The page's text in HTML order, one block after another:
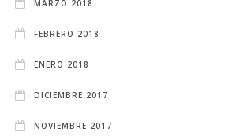
MARZO 2018
FEBRERO 2018
ENERO 2018
DICIEMBRE 2017
NOVIEMBRE 2017